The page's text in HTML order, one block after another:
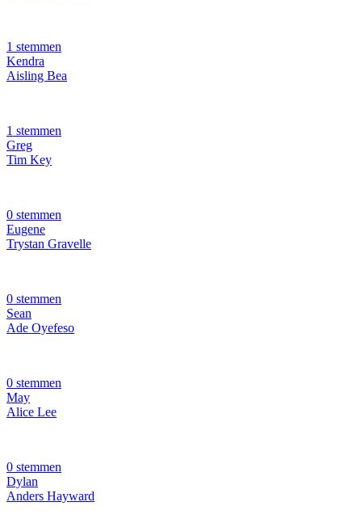
1 stemmen
Kendra
Aisling Bea
1 stemmen
Greg
Tim Key
0 stemmen
Eugene
Trystan Gravelle
0 stemmen
Sean
Ade Oyefeso
0 stemmen
May
Alice Lee
0 stemmen
Dylan
Anders Hayward